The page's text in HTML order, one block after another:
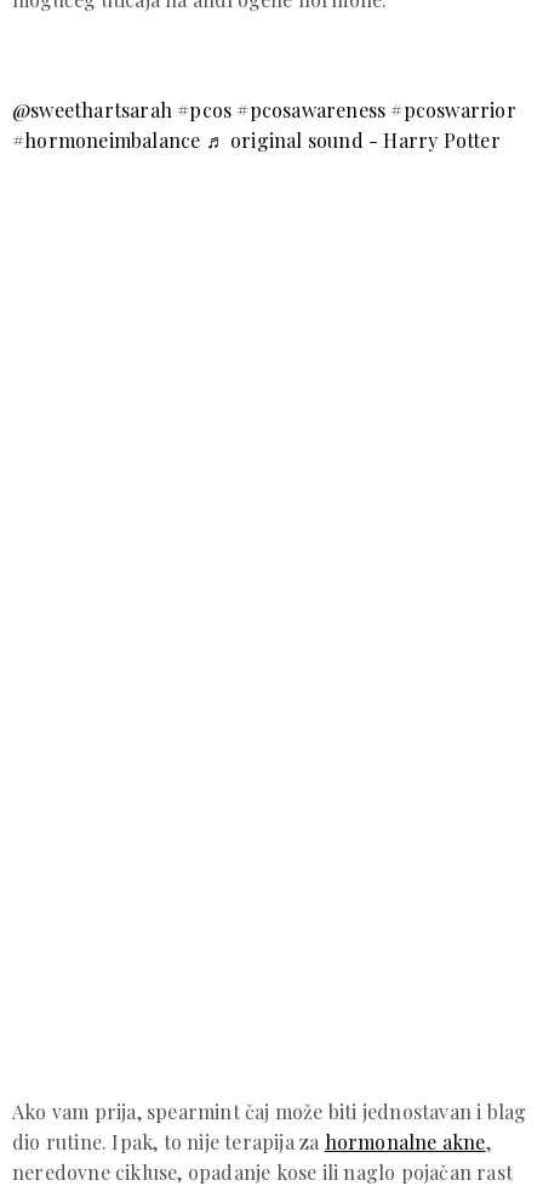
@sweethartsarah #pcos #pcosawareness #pcoswarrior
#hormoneimbalance ♬ original sound - Harry Potter
Ako vam prija, spearmint čaj može biti jednostavan i blag
dio rutine. Ipak, to nije terapija za hormonalne akne,
neredovne cikluse, opadanje kose ili naglo pojačan rast